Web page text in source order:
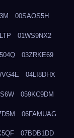
00SAOS5H
01WS9NX2
03ZRKE69
04LI8DHX
059KC9DM
06FAMUAG
07BDB1DD